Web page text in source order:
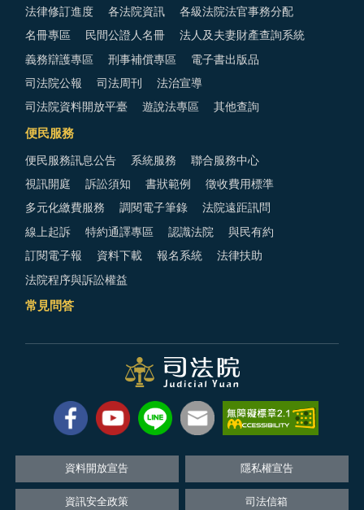
法律修訂進度 各法院資訊 各級法院法官事務分配
名冊專區 民間公證人名冊 法人及夫妻財產查詢系統
義務辯護專區 刑事補償專區 電子書出版品
司法院公報 司法周刊 法治宣導
司法院資料開放平臺 遊說法專區 其他查詢
便民服務
便民服務訊息公告 系統服務 聯合服務中心
視訊開庭 訴訟須知 書狀範例 徵收費用標準
多元化繳費服務 調閱電子筆錄 法院遠距訊問
線上起訴 特約通譯專區 認識法院 與民有約
訂閱電子報 資料下載 報名系統 法律扶助
法院程序與訴訟權益
常見問答
資料開放宣告 隱私權宣告
資訊安全政策 司法信箱